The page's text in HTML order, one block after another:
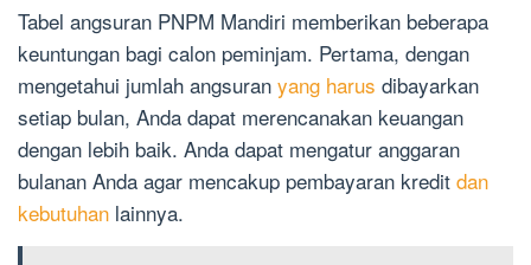
Tabel angsuran PNPM Mandiri memberikan beberapa
keuntungan bagi calon peminjam. Pertama, dengan
mengetahui jumlah angsuran yang harus dibayarkan
setiap bulan, Anda dapat merencanakan keuangan
dengan lebih baik. Anda dapat mengatur anggaran
bulanan Anda agar mencakup pembayaran kredit dan
kebutuhan lainnya.